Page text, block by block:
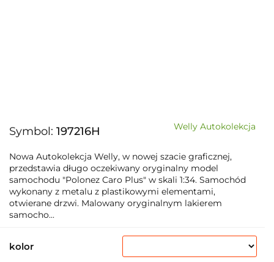
Symbol: 197216H Welly Autokolekcja
Nowa Autokolekcja Welly, w nowej szacie graficznej,
przedstawia długo oczekiwany oryginalny model
samochodu "Polonez Caro Plus" w skali 1:34. Samochód
wykonany z metalu z plastikowymi elementami,
otwierane drzwi. Malowany oryginalnym lakierem
samocho...
kolor